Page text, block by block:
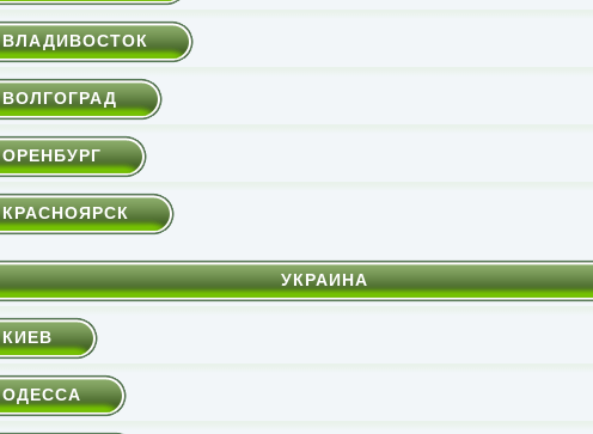
ВЛАДИВОСТОК
ВОЛГОГРАД
ОРЕНБУРГ
КРАСНОЯРСК
УКРАИНА
КИЕВ
ОДЕССА